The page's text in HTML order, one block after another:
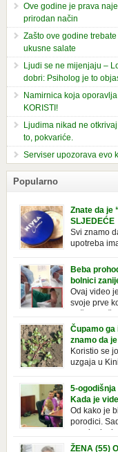
Ove godine je prava
prirodan način
Zašto ove godine
ukusne salate
Ljudi se ne mijenjaju –
dobri: Psiholog je to
Namirnica koja
KORISTI!
Ljudima nikad ne
to, pokvariće.
Serviser upozorava evo
Popularno
Znate da je
SLJEDEĆE
Svi znamo
upotreba
o njoj.
prepoznatljivog mirisa i
u kupatilima i muškaraca
čak nose sa […]
Beba
bolnici
Ovaj video
svoje prve
novorođenih beba. Video
miliona ljudi. Ove babice
beba želi […]
Čupamo
znamo da
Koristio se
uzgaja u
čupamo ga i bacamo kao
“korov” koji, ka­da nam
5-
Kada je
Od kako je
porodici.
usvajanja,
je bio veoma poseban za
ŽENA (55)